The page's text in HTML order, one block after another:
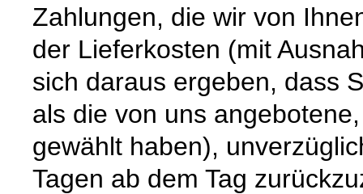
Zahlungen, die wir von
der Lieferkosten (mit
sich daraus ergeben, dass
als die von uns
gewählt haben),
Tagen ab dem Tag